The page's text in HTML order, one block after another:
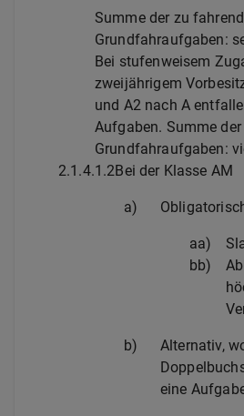
Summe der zu
Grundfahraufgaben:
Bei stufenweisem
zweijährigem
und A2 nach A
Aufgaben. Summe
Grundfahraufgaben:
2.1.4.1.2Bei der Klasse AM
a)
aa)
bb)
b)
Alternativ,
eine